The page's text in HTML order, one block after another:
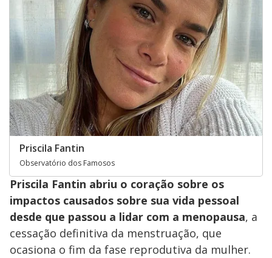
Priscila Fantin
Observatório dos Famosos
Priscila Fantin abriu o coração sobre os
impactos causados sobre sua vida pessoal
desde que passou a lidar com a menopausa, a
cessação definitiva da menstruação, que
ocasiona o fim da fase reprodutiva da mulher.